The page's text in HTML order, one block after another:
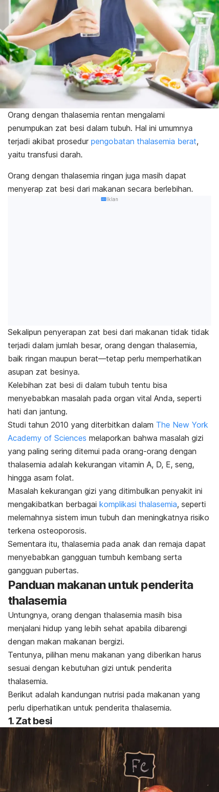
Orang dengan thalasemia rentan mengalami
penumpukan zat besi dalam tubuh. Hal ini umumnya
terjadi akibat prosedur pengobatan thalasemia berat,
yaitu transfusi darah.
Orang dengan thalasemia ringan juga masih dapat
menyerap zat besi dari makanan secara berlebihan.
Iklan
Sekalipun penyerapan zat besi dari makanan tidak tidak
terjadi dalam jumlah besar, orang dengan thalasemia,
baik ringan maupun berat—tetap perlu memperhatikan
asupan zat besinya.
Kelebihan zat besi di dalam tubuh tentu bisa
menyebabkan masalah pada organ vital Anda, seperti
hati dan jantung.
Studi tahun 2010 yang diterbitkan dalam The New York
Academy of Sciences melaporkan bahwa masalah gizi
yang paling sering ditemui pada orang-orang dengan
thalasemia adalah kekurangan vitamin A, D, E, seng,
hingga asam folat.
Masalah kekurangan gizi yang ditimbulkan penyakit ini
mengakibatkan berbagai komplikasi thalasemia, seperti
melemahnya sistem imun tubuh dan meningkatnya risiko
terkena osteoporosis.
Sementara itu, thalasemia pada anak dan remaja dapat
menyebabkan gangguan tumbuh kembang serta
gangguan pubertas.
Panduan makanan untuk penderita
thalasemia
Untungnya, orang dengan thalasemia masih bisa
menjalani hidup yang lebih sehat apabila dibarengi
dengan makan makanan bergizi.
Tentunya, pilihan menu makanan yang diberikan harus
sesuai dengan kebutuhan gizi untuk penderita
thalasemia.
Berikut adalah kandungan nutrisi pada makanan yang
perlu diperhatikan untuk penderita thalasemia.
1. Zat besi